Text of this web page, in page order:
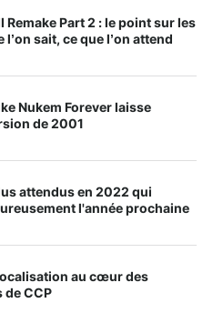
Remake Part 2 : le point sur les
sait, ce que l’on attend
Nukem Forever laisse
de 2001
attendus en 2022 qui
l'année prochaine
au cœur des
CCP